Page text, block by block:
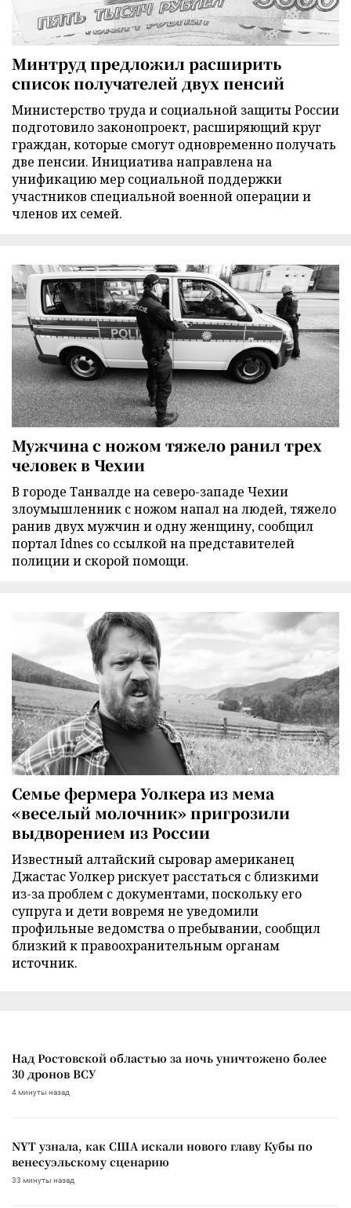
Минтруд предложил расширить
список получателей двух пенсий
Министерство труда и социальной защиты России
подготовило законопроект, расширяющий круг
граждан, которые смогут одновременно получать
две пенсии. Инициатива направлена на
унификацию мер социальной поддержки
участников специальной военной операции и
членов их семей.
Мужчина с ножом тяжело ранил трех
человек в Чехии
В городе Танвалде на северо-западе Чехии
злоумышленник с ножом напал на людей, тяжело
ранив двух мужчин и одну женщину, сообщил
портал Idnes со ссылкой на представителей
полиции и скорой помощи.
Семье фермера Уолкера из мема
«веселый молочник» пригрозили
выдворением из России
Известный алтайский сыровар американец
Джастас Уолкер рискует расстаться с близкими
из-за проблем с документами, поскольку его
супруга и дети вовремя не уведомили
профильные ведомства о пребывании, сообщил
близкий к правоохранительным органам
источник.
Над Ростовской областью за ночь уничтожено более
30 дронов ВСУ
4 минуты назад
NYT узнала, как США искали нового главу Кубы по
венесуэльскому сценарию
33 минуты назад